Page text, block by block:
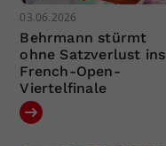
03.06.2026
Behrmann stürmt
ohne Satzverlust ins
French-Open-
Viertelfinale